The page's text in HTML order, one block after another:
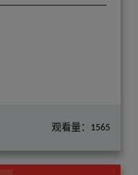
观看量：1565